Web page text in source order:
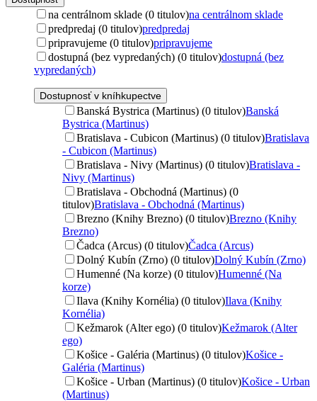
na centrálnom sklade (0 titulov)na centrálnom sklade
predpredaj (0 titulov)predpredaj
pripravujeme (0 titulov)pripravujeme
dostupná (bez vypredaných) (0 titulov)dostupná (bez
vypredaných)
Dostupnosť v kníhkupectve
Banská Bystrica (Martinus) (0 titulov)Banská
Bystrica (Martinus)
Bratislava - Cubicon (Martinus) (0 titulov)Bratislava
- Cubicon (Martinus)
Bratislava - Nivy (Martinus) (0 titulov)Bratislava -
Nivy (Martinus)
Bratislava - Obchodná (Martinus) (0
titulov)Bratislava - Obchodná (Martinus)
Brezno (Knihy Brezno) (0 titulov)Brezno (Knihy
Brezno)
Čadca (Arcus) (0 titulov)Čadca (Arcus)
Dolný Kubín (Zrno) (0 titulov)Dolný Kubín (Zrno)
Humenné (Na korze) (0 titulov)Humenné (Na
korze)
Ilava (Knihy Kornélia) (0 titulov)Ilava (Knihy
Kornélia)
Kežmarok (Alter ego) (0 titulov)Kežmarok (Alter
ego)
Košice - Galéria (Martinus) (0 titulov)Košice -
Galéria (Martinus)
Košice - Urban (Martinus) (0 titulov)Košice - Urban
(Martinus)